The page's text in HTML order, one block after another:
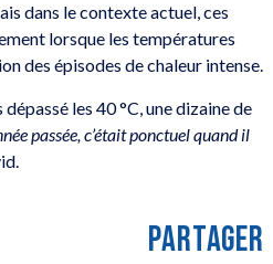
dans le contexte actuel, ces
lorsque les températures
des épisodes de chaleur intense.
les 40 °C, une dizaine de
passée, c’était ponctuel quand il
PARTAGER